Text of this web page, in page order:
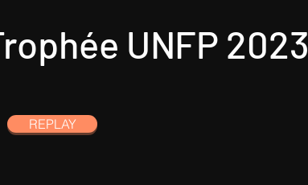
UNFP 2023
REPLAY